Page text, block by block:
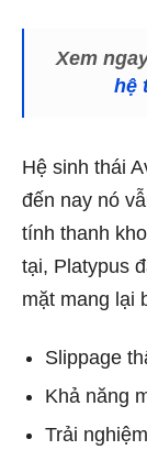
Xem
hệ
Hệ sinh thái
đến nay nó
tính thanh
tại, Platypus
mặt mang lại
Slippage
Khả năng
Trải